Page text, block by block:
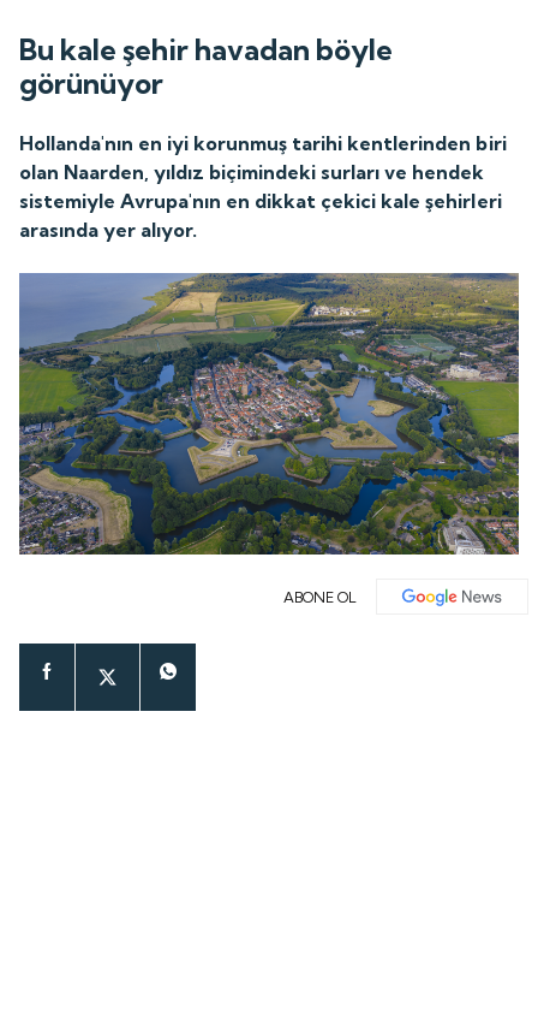
Bu kale şehir havadan böyle
görünüyor
Hollanda'nın en iyi korunmuş tarihi kentlerinden biri
olan Naarden, yıldız biçimindeki surları ve hendek
sistemiyle Avrupa'nın en dikkat çekici kale şehirleri
arasında yer alıyor.
ABONE OL